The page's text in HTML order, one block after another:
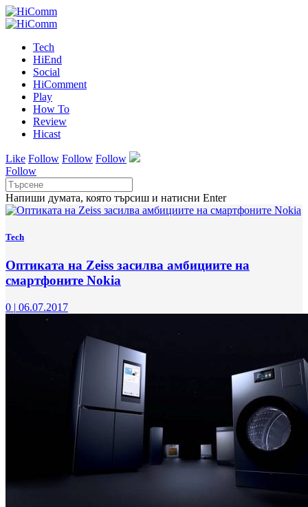
Tech
HiEnd
Social
HiComment
Play
How To
Review
Hicast
Like Follow Follow Follow
Follow
Напиши думата, която търсиш и натисни Enter
Tech
Оптиката на Zeiss засилва амбициите на
смартфоните Nokia
0 | 06.07.2017